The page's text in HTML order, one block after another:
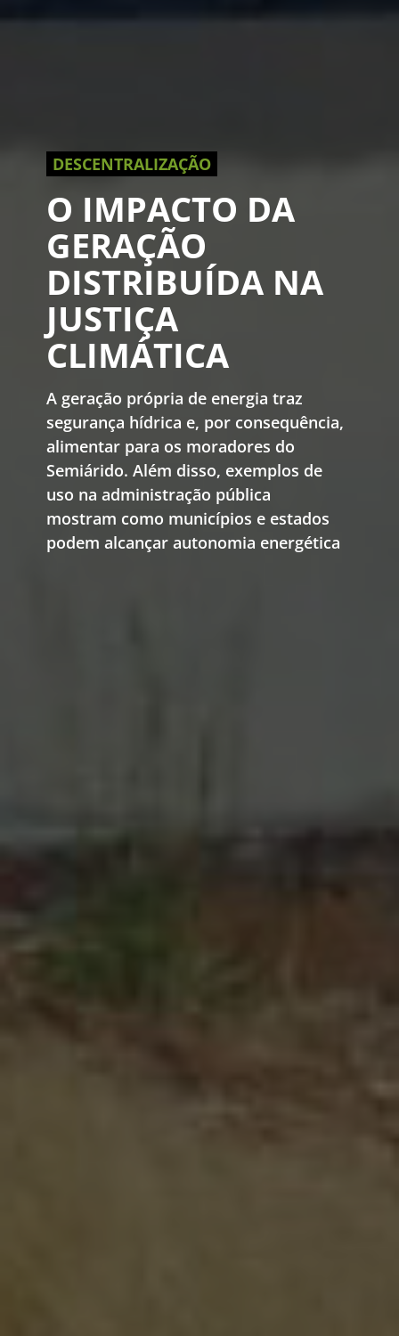
DESCENTRALIZAÇÃO
O IMPACTO DA
GERAÇÃO
DISTRIBUÍDA NA
JUSTIÇA
CLIMÁTICA
A geração própria de energia traz
segurança hídrica e, por consequência,
alimentar para os moradores do
Semiárido. Além disso, exemplos de
uso na administração pública
mostram como municípios e estados
podem alcançar autonomia energética